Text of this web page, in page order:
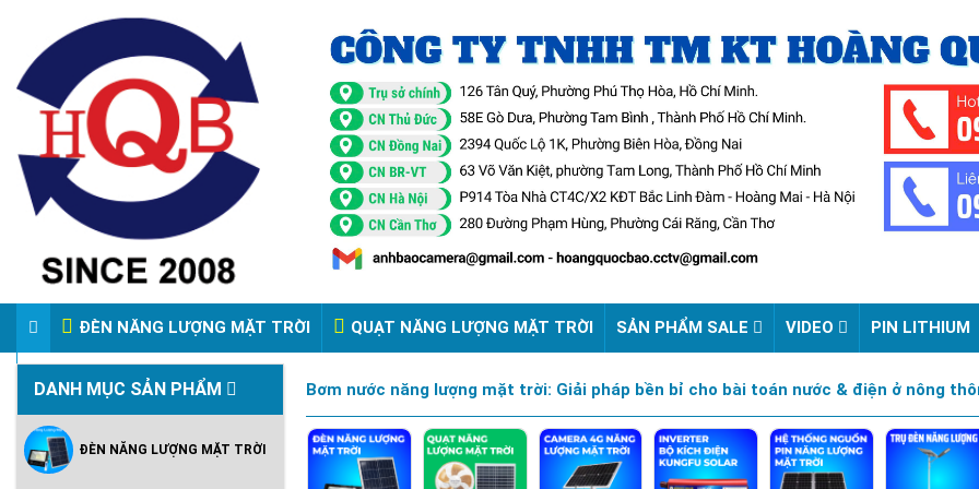
ĐÈN NĂNG LƯỢNG MẶT TRỜI QUẠT NĂNG LƯỢNG MẶT TRỜI SẢN PHẨM SALE VIDEO PIN LITHIUM
VIDEO ĐÈN PHA ĐIỆN 220V
DANH MỤC SẢN PHẨM
ĐÈN NĂNG LƯỢNG MẶT TRỜI
Bơm nước năng lượng mặt trời: Giải pháp bền bỉ cho bài toán nước & điện ở nông